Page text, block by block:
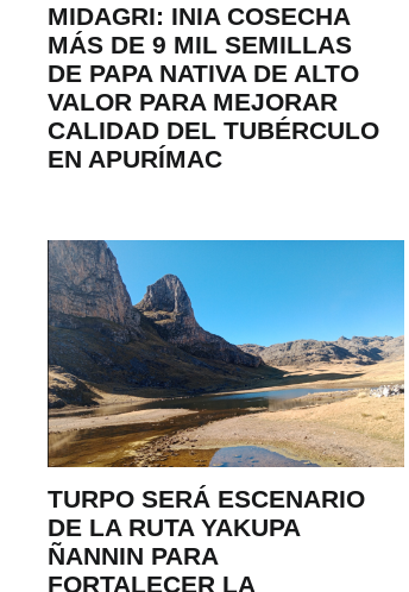
MIDAGRI: INIA COSECHA
MÁS DE 9 MIL SEMILLAS
DE PAPA NATIVA DE ALTO
VALOR PARA MEJORAR
CALIDAD DEL TUBÉRCULO
EN APURÍMAC
TURPO SERÁ ESCENARIO
DE LA RUTA YAKUPA
ÑANNIN PARA
FORTALECER LA